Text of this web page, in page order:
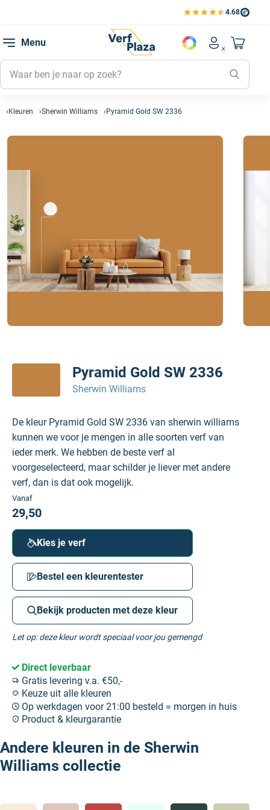
4.68
Bekijk de verfplaza
Menu
Account
Mijn
Mijn
Mijn
Naar
Kleuren Sherwin Williams Pyramid Gold SW 2336
Pyramid Gold SW 2336
Sherwin Williams
De kleur Pyramid Gold SW 2336 van sherwin williams
kunnen we voor je mengen in alle soorten verf van
ieder merk. We hebben de beste verf al
voorgeselecteerd, maar schilder je liever met andere
verf, dan is dat ook mogelijk.
Vanaf
29,50
Kies je verf
Bestel een kleurentester
Bekijk producten met deze kleur
Let op: deze kleur wordt speciaal voor jou gemengd
Direct leverbaar
Gratis levering v.a. €50,-
Keuze uit alle kleuren
Op werkdagen voor 21:00 besteld = morgen in huis
Product & kleurgarantie
Andere kleuren in de Sherwin
Williams collectie